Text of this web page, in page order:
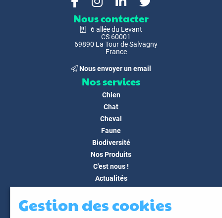
Nous contacter
6 allée du Levant
CS 60001
69890 La Tour de Salvagny
France
Nous envoyer un email
Nos services
Chien
Chat
Cheval
Faune
Biodiversité
Nos Produits
C'est nous !
Actualités
FAQ
Gestion des cookies